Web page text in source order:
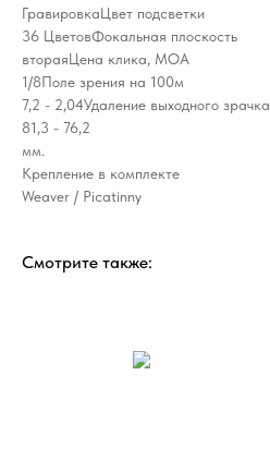
ГравировкаЦвет подсветки
36 ЦветовФокальная плоскость
втораяЦена клика, МОА
1/8Поле зрения на 100м
7,2 - 2,04Удаление выходного зрачка
81,3 - 76,2
мм.
Крепление в комплекте
Weaver / Picatinny
Смотрите также: